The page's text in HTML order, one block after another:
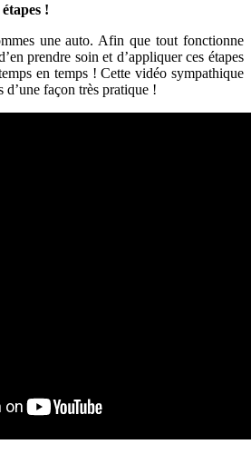
!
une auto. Afin que tout fonctionne
prendre soin et d’appliquer ces étapes
en temps ! Cette vidéo sympathique
d’une façon très pratique !